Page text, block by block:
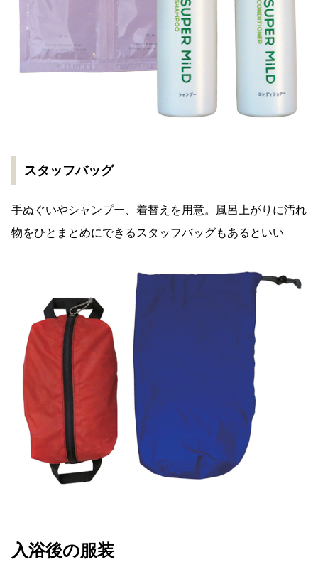
スタッフバッグ
手ぬぐいやシャンプー、着替えを用意。風呂上がりに汚れ
物をひとまとめにできるスタッフバッグもあるといい
入浴後の服装